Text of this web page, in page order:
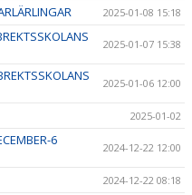
2025-01-08 15:18
2025-01-07 15:38
2025-01-06 12:00
2025-01-02
6
2024-12-22 12:00
2024-12-22 08:18